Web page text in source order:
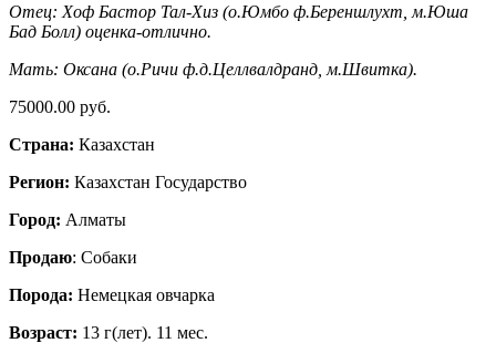
Отец: Хоф Бастор Тал-Хиз (о.Юмбо ф.Береншлухт, м.Юша
Бад Болл) оценка-отлично.
Мать: Оксана (о.Ричи ф.д.Целлвалдранд, м.Швитка).
75000.00 руб.
Страна: Казахстан
Регион: Казахстан Государство
Город: Алматы
Продаю: Собаки
Порода: Немецкая овчарка
Возраст: 13 г(лет). 11 мес.